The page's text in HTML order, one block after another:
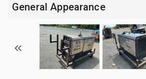
General Appearance